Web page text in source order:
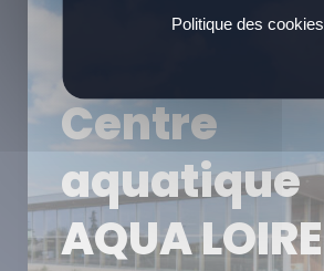
Centre
aquatique
AQUA LOIRE
Politique des cookies